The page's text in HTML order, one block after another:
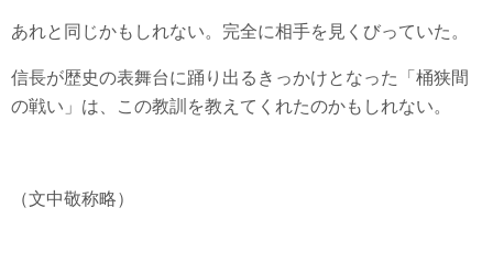
あれと同じかもしれない。完全に相手を見くびっていた。
信長が歴史の表舞台に踊り出るきっかけとなった「桶狭間
の戦い」は、この教訓を教えてくれたのかもしれない。
（文中敬称略）